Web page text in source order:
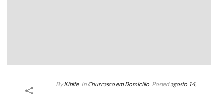
By Kibife In Churrasco em Domicílio Posted agosto 14,